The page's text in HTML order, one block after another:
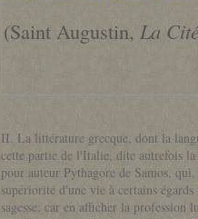
(Saint Augustin, La
II. La littérature grecque, dont la
cette partie de l'Italie, dite autrefois
pour auteur Pythagore de Samos,
supériorité d'une vie à certains
sagesse; car en afficher la